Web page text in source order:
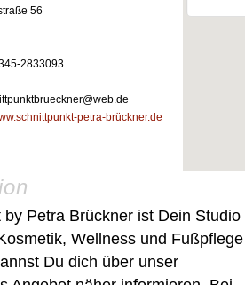
56
2833093
petra-brückner.de
by Petra Brückner ist Dein Studio
Wellness und
Du dich über unser